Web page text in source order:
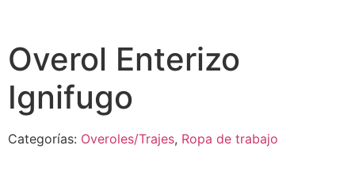
Overol Enterizo
Ignifugo
Categorías: Overoles/Trajes, Ropa de trabajo